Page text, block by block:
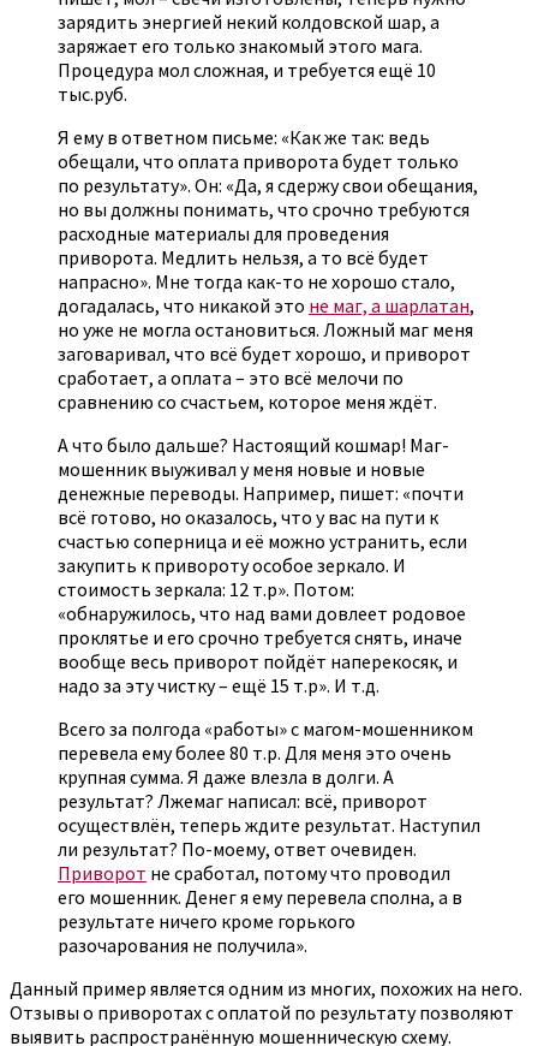
зарядить энергией некий колдовской шар, а
заряжает его только знакомый этого мага.
Процедура мол сложная, и требуется ещё 10
тыс.руб.
Я ему в ответном письме: «Как же так: ведь
обещали, что оплата приворота будет только
по результату». Он: «Да, я сдержу свои обещания,
но вы должны понимать, что срочно требуются
расходные материалы для проведения
приворота. Медлить нельзя, а то всё будет
напрасно». Мне тогда как-то не хорошо стало,
догадалась, что никакой это не маг, а шарлатан,
но уже не могла остановиться. Ложный маг меня
заговаривал, что всё будет хорошо, и приворот
сработает, а оплата – это всё мелочи по
сравнению со счастьем, которое меня ждёт.
А что было дальше? Настоящий кошмар! Маг-
мошенник выуживал у меня новые и новые
денежные переводы. Например, пишет: «почти
всё готово, но оказалось, что у вас на пути к
счастью соперница и её можно устранить, если
закупить к привороту особое зеркало. И
стоимость зеркала: 12 т.р». Потом:
«обнаружилось, что над вами довлеет родовое
проклятье и его срочно требуется снять, иначе
вообще весь приворот пойдёт наперекосяк, и
надо за эту чистку – ещё 15 т.р». И т.д.
Всего за полгода «работы» с магом-мошенником
перевела ему более 80 т.р. Для меня это очень
крупная сумма. Я даже влезла в долги. А
результат? Лжемаг написал: всё, приворот
осуществлён, теперь ждите результат. Наступил
ли результат? По-моему, ответ очевиден.
Приворот не сработал, потому что проводил
его мошенник. Денег я ему перевела сполна, а в
результате ничего кроме горького
разочарования не получила».
Данный пример является одним из многих, похожих на него.
Отзывы о приворотах с оплатой по результату позволяют
выявить распространённую мошенническую схему.